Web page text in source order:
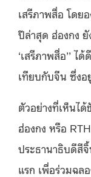
เสรีภาพสื่อ โดย
ปีล่าสุด ฮ่องกง
‘เสรีภาพสื่อ’’ ไ
เทียบกับจีน ซึ่ง
ตัวอย่างที่เห็นไ
ฮ่องกง หรือ
ประธานาธิบดีสีจิ้
แรก เพื่อร่วมฉล